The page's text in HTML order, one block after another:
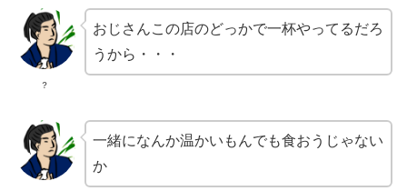
？
おじさんこの店のどっかで一杯やってるだろ
うから・・・
一緒になんか温かいもんでも食おうじゃない
か